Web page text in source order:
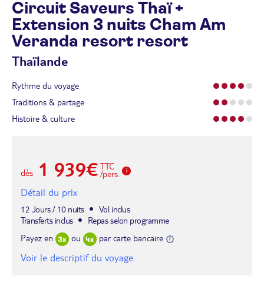
Circuit Saveurs Thaï +
Extension 3 nuits Cham Am
Veranda resort resort
Thaïlande
Rythme du voyage
Traditions & partage
Histoire & culture
dès 1 939€ TTC
/pers.
Détail du prix
12 Jours / 10 nuits
Vol inclus
Transferts inclus
Repas selon programme
Payez en
ou par carte bancaire
Voir le descriptif du voyage